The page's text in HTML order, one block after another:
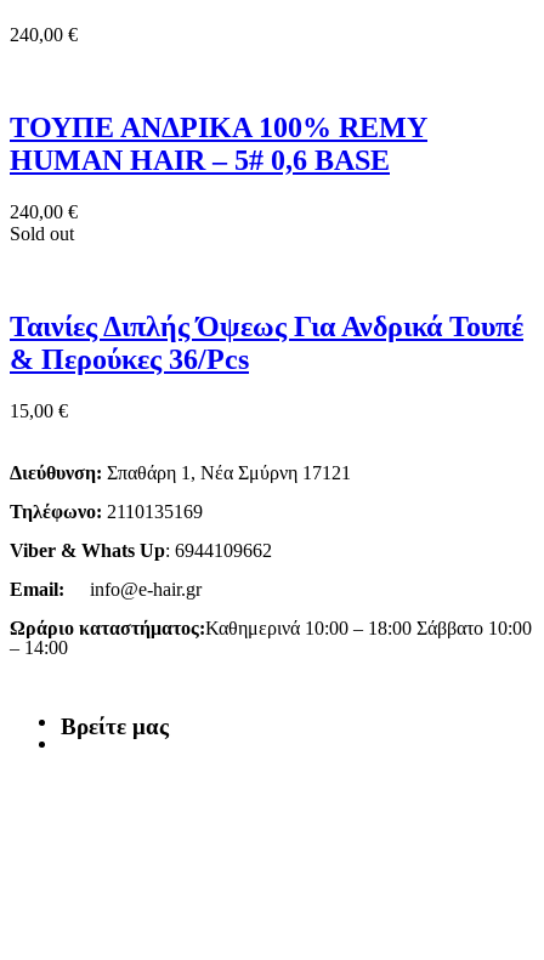
240,00 €
ΤΟΥΠΕ ΑΝΔΡΙΚΑ 100% REMY
HUMAN HAIR – 5# 0,6 BASE
240,00 €
Sold out
Ταινίες Διπλής Όψεως Για Ανδρικά Τουπέ
& Περούκες 36/Pcs
15,00 €
Διεύθυνση: Σπαθάρη 1, Νέα Σμύρνη 17121
Τηλέφωνο: 2110135169
Viber & Whats Up: 6944109662
Email:
info@e-hair.gr
Ωράριο καταστήματος:Καθημερινά 10:00 – 18:00 Σάββατο 10:00
– 14:00
Βρείτε μας